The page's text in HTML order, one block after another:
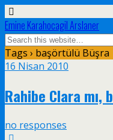
Emine Karahocagil Arslaner
Tags › başörtülü Büşra
16 Nisan 2010
Rahibe Clara mı,
no responses